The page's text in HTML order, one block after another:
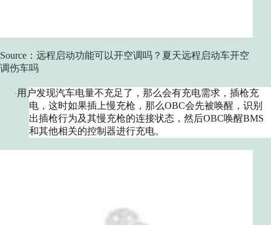
Source：远程启动功能可以开空调吗？夏天远程启动车开空
调伤车吗
· 用户发现汽车电量不充足了，那么会有充电需求，插枪充
电，这时如果插上慢充枪，那么OBC会先被唤醒，识别
出插枪行为及其慢充枪的连接状态，然后OBC唤醒BMS
和其他相关的控制器进行充电。